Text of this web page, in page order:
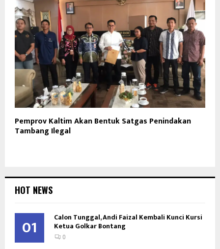
Pemprov Kaltim Akan Bentuk Satgas Penindakan
Tambang Ilegal
HOT NEWS
01 Calon Tunggal, Andi Faizal Kembali Kunci Kursi
Ketua Golkar Bontang
0